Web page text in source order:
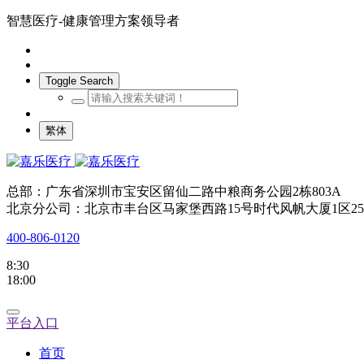
智慧医疗-健康管理方案领导者
Toggle Search
繁体
总部：广东省深圳市宝安区留仙二路中粮商务公园2栋803A
北京分公司：北京市丰台区马家堡西路15号时代风帆大厦1区
400-806-0120
8:30
18:00
平台入口
首页